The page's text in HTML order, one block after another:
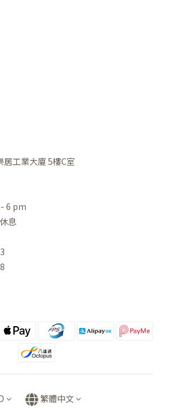
居工業大廈 5樓C室
6 pm
息
繁體中文